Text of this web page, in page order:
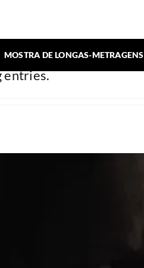
MOSTRA DE LONGAS-METRAGENS
entries.